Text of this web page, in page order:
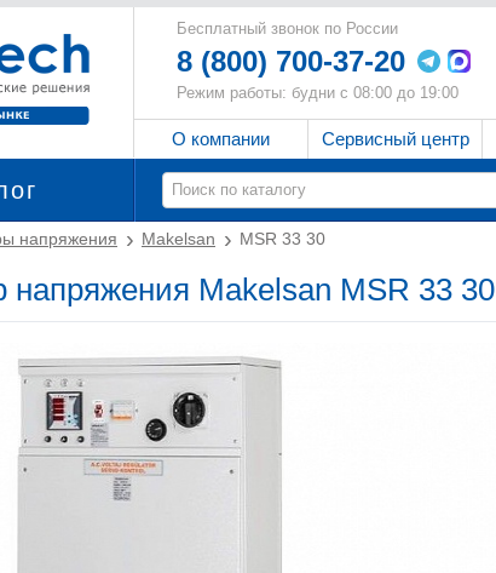
Бесплатный звонок по России
8 (800) 700-37-20
Режим работы: будни с 08:00 до 19:00
О компании Сервисный центр
напряжения Makelsan MSR 33 30
напряжения Makelsan MSR 33 30